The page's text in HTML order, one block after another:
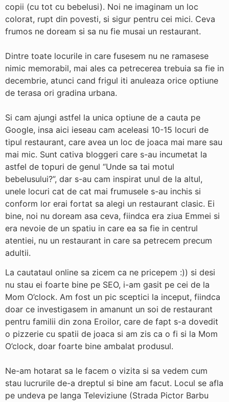
copii (cu tot cu bebelusi). Noi ne imaginam un loc
colorat, rupt din povesti, si sigur pentru cei mici. Ceva
frumos ne doream si sa nu fie musai un restaurant.
Dintre toate locurile in care fusesem nu ne ramasese
nimic memorabil, mai ales ca petrecerea trebuia sa fie in
decembrie, atunci cand frigul iti anuleaza orice optiune
de terasa ori gradina urbana.
Si cam ajungi astfel la unica optiune de a cauta pe
Google, insa aici ieseau cam aceleasi 10-15 locuri de
tipul restaurant, care avea un loc de joaca mai mare sau
mai mic. Sunt cativa bloggeri care s-au incumetat la
astfel de topuri de genul “Unde sa tai motul
bebelusului?”, dar s-au cam inspirat unul de la altul,
unele locuri cat de cat mai frumusele s-au inchis si
conform lor erai fortat sa alegi un restaurant clasic. Ei
bine, noi nu doream asa ceva, fiindca era ziua Emmei si
era nevoie de un spatiu in care ea sa fie in centrul
atentiei, nu un restaurant in care sa petrecem precum
adultii.
La cautataul online sa zicem ca ne pricepem :)) si desi
nu stau ei foarte bine pe SEO, i-am gasit pe cei de la
Mom O’clock. Am fost un pic sceptici la inceput, fiindca
doar ce investigasem in amanunt un soi de restaurant
pentru familii din zona Eroilor, care de fapt s-a dovedit
o pizzerie cu spatii de joaca si am zis ca o fi si la Mom
O’clock, doar foarte bine ambalat produsul.
Ne-am hotarat sa le facem o vizita si sa vedem cum
stau lucrurile de-a dreptul si bine am facut. Locul se afla
pe undeva pe langa Televiziune (Strada Pictor Barbu